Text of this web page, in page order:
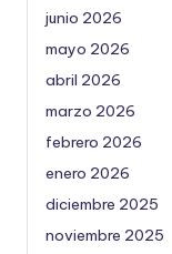
junio 2026
mayo 2026
abril 2026
marzo 2026
febrero 2026
enero 2026
diciembre 2025
noviembre 2025